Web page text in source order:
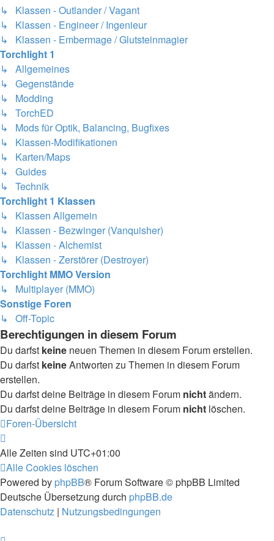
↳ Klassen - Outlander / Vagant
↳ Klassen - Engineer / Ingenieur
↳ Klassen - Embermage / Glutsteinmagier
Torchlight 1
↳ Allgemeines
↳ Gegenstände
↳ Modding
↳ TorchED
↳ Mods für Optik, Balancing, Bugfixes
↳ Klassen-Modifikationen
↳ Karten/Maps
↳ Guides
↳ Technik
Torchlight 1 Klassen
↳ Klassen Allgemein
↳ Klassen - Bezwinger (Vanquisher)
↳ Klassen - Alchemist
↳ Klassen - Zerstörer (Destroyer)
Torchlight MMO Version
↳ Multiplayer (MMO)
Sonstige Foren
↳ Off-Topic
Berechtigungen in diesem Forum
Du darfst keine neuen Themen in diesem Forum erstellen.
Du darfst keineAntworten zu Themen in diesem Forum
erstellen.
Du darfst deine Beiträge in diesem Forum nichtändern.
Du darfst deine Beiträge in diesem Forum nicht löschen.
Foren-Übersicht
Alle Zeiten sind UTC+01:00
Alle Cookies löschen
Powered by phpBB® Forum Software © phpBB Limited
Deutsche Übersetzung durch phpBB.de
Datenschutz | Nutzungsbedingungen